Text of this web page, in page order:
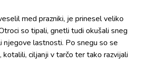
med prazniki, je prinesel veliko
so tipali, gnetli tudi okušali sneg
njegove lastnosti. Po snegu so se
kotalili, ciljanji v tarčo ter tako razvijali